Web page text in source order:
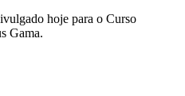
hoje para o Curso
Gama.